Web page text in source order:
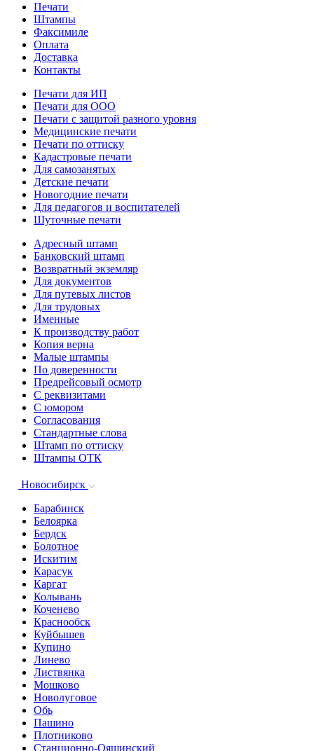
Печати
Штампы
Факсимиле
Оплата
Доставка
Контакты
Печати для ИП
Печати для ООО
Печати с защитой разного уровня
Медицинские печати
Печати по оттиску
Кадастровые печати
Для самозанятых
Детские печати
Новогодние печати
Для педагогов и воспитателей
Шуточные печати
Адресный штамп
Банковский штамп
Возвратный экземляр
Для документов
Для путевых листов
Для трудовых
Именные
К производству работ
Копия верна
Малые штампы
По доверенности
Предрейсовый осмотр
С реквизитами
С юмором
Согласования
Стандартные слова
Штамп по оттиску
Штампы ОТК
Новосибирск
Барабинск
Белоярка
Бердск
Болотное
Искитим
Карасук
Каргат
Колывань
Коченево
Краснообск
Куйбышев
Купино
Линево
Листвянка
Мошково
Новолуговое
Обь
Пашино
Плотниково
Станционно-Ояшинский